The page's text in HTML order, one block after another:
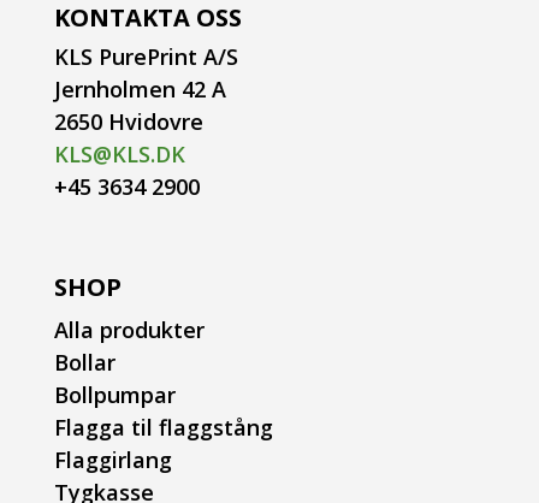
KONTAKTA OSS
KLS PurePrint A/S
Jernholmen 42 A
2650 Hvidovre
KLS@KLS.DK
+45 3634 2900
SHOP
Alla produkter
Bollar
Bollpumpar
Flagga til flaggstång
Flaggirlang
Tygkasse